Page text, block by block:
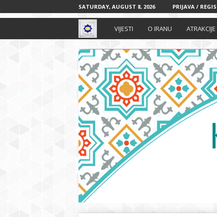
SATURDAY, AUGUST 8, 2026 PRIJAVA /
r
a
n
s
k
i
k
VIJESTI O IRANU ATRAKCIJE